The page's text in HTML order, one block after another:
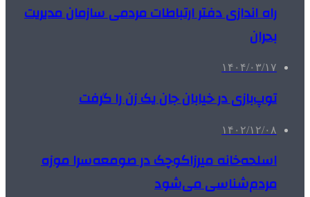
راه اندازی دفتر ارتباطات مردمی سازمان مدیریت
بحران
۱۴۰۴/۰۳/۱۷
توپ‌بازی در خیابان جان یک زن را گرفت
۱۴۰۲/۱۲/۰۸
اسلحه‌خانه میرزاکوچک در صومعه‌سرا موزه
مردم‌شناسی می‌شود